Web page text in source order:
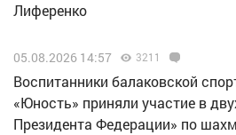
Лиференко
05.08.2026 14:57 3211
Воспитанники балаковской
«Юность» приняли участие в
Президента Федерации» по